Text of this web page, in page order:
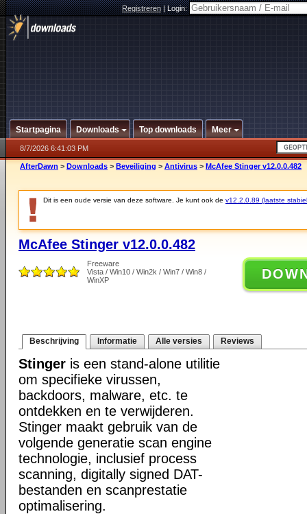
Registreren|Login:
Startpagina Downloads Top downloads Meer
8/7/2026 6:41:03 PM
AfterDawn > Downloads > Beveiliging > Antivirus > McAfee Stinger v12.0.0.482
Dit is een oude versie van deze software. Je kunt ook de v12.2.0.89 (laatste
McAfee Stinger v12.0.0.482
Freeware
Vista / Win10 / Win2k / Win7 / Win8 /
WinXP
Beschrijving Informatie Alle versies Reviews
Stinger is een stand-alone utilitie
om specifieke virussen,
backdoors, malware, etc. te
ontdekken en te verwijderen.
Stinger maakt gebruik van de
volgende generatie scan engine
technologie, inclusief process
scanning, digitally signed DAT-
bestanden en scanprestatie
optimalisering.